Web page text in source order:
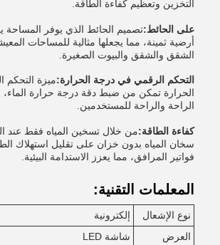
التخزين وتعظيم كفاءة الطاقة.
على الحائط:تصميم الحائط الذي يوفر
أرضية ثمينة، مما يجعلها مثالية للمساحات
الشقق والشقق والبيوت الصغيرة.
التحكم الرقمي في درجة الحرارة:ميزة
الحرارة تمكن من ضبط دقة درجة حرارة
الراحة والراحة للمستخدمين.
كفاءة الطاقة:من خلال تسخين المياه فقط عند
سخان المياه بدون خزان على تقليل استهلاك
فواتير المرافق، مما يعزز الاستدامة البيئية.
المعلمات التقنية:
نوع الإشعال
إلكترونية
العرض
شاشة LED